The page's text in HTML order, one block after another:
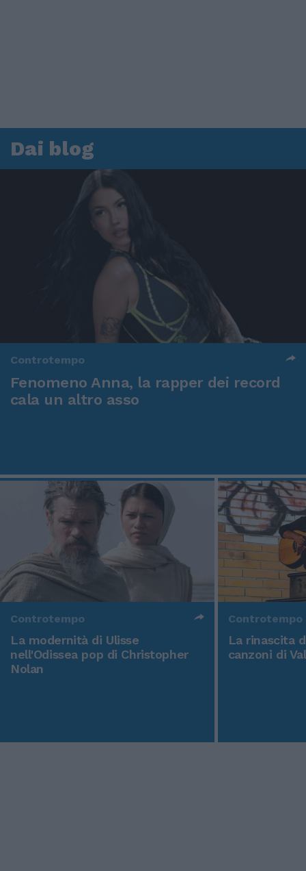
Dai blog
Controtempo
Fenomeno Anna, la rapper dei record
cala un altro asso
Controtempo
La modernità di Ulisse
nell'Odissea pop di Christopher
Nolan
Controtempo
La rinascita
canzoni di